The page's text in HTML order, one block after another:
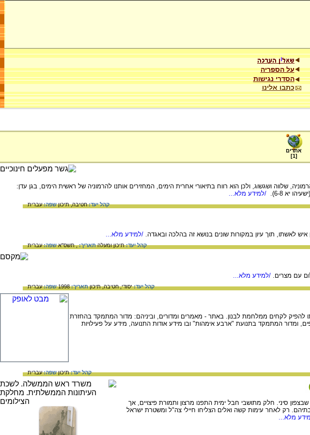
על הספריה
הסדרי נגישות
כתבו אלינו
אתרים
[
1
]
שלווה ושגשוג, ולכן הוא רווח בתיאורי אחרית הימים, המחזירים אותנו להרמוניה של ראשית הימים, בגן עדן:
/למידע מלא...
קהל יעד:חטיבה,תיכוןשפה:עברית
לאשתו, תוך עיון במקורות שונים בנושא זה בהלכה ובאגדה. /למידע מלא...
קהל יעד:תיכון ומעלהתאריך:, תשס"אשפה:עברית
/למידע מלא...
קהל יעד:יסודי,חטיבה,תיכוןתאריך:1998 שפה:עברית
לקחים ממלחמת לבנון. באתר - מאמרים ומדורים, וביניהם: מדור המתמקד בהחזרת
ומדור המתמקד בתנועת "ארבע אימהות" ובו מידע אודות התנועה, מידע על פעילויות
קהל יעד:תיכוןשפה:עברית
סיני. חלק מתושבי חבל ימית התפנו מרצון ותמורת פיצויים, אך
רק לאחר עימות קשה ואלים הצליחו חיילי צה"ל ומשטרת ישראל
מלא...